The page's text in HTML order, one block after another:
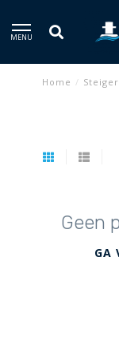
MENU
Home /
Geen
GA